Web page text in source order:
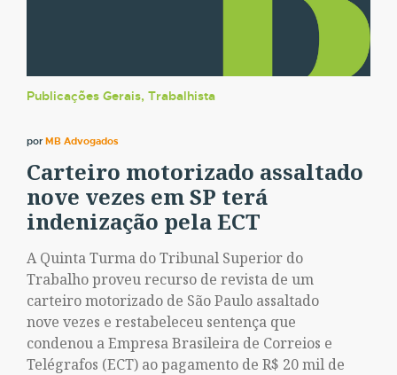
Publicações Gerais, Trabalhista
porMB Advogados
Carteiro motorizado assaltado
nove vezes em SP terá
indenização pela ECT
A Quinta Turma do Tribunal Superior do
Trabalho proveu recurso de revista de um
carteiro motorizado de São Paulo assaltado
nove vezes e restabeleceu sentença que
condenou a Empresa Brasileira de Correios e
Telégrafos (ECT) ao pagamento de R$ 20 mil de